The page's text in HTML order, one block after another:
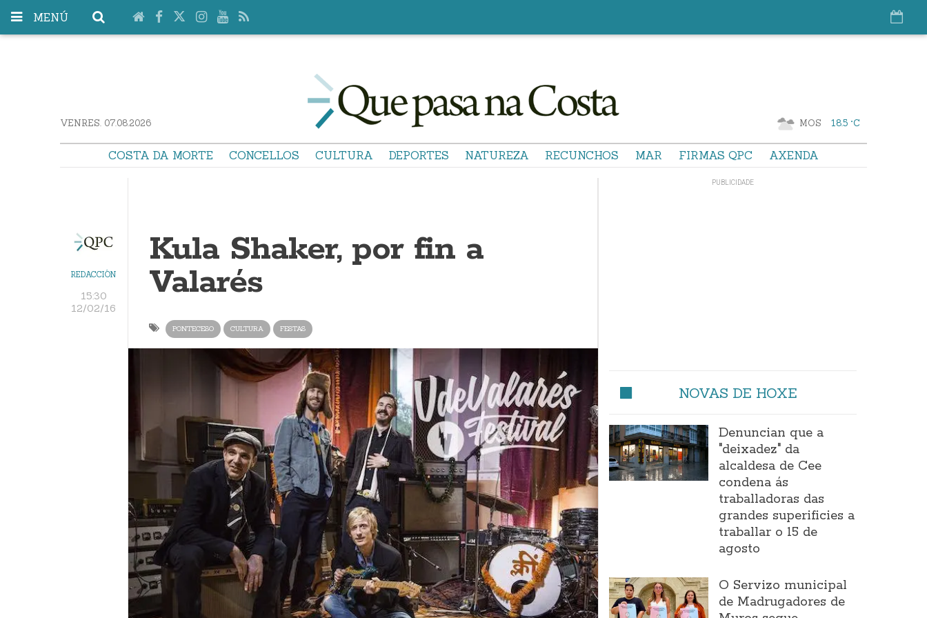
MENÚ
VENRES. 07.08.2026 MOS 18.5 °C
COSTA DA MORTE CONCELLOS CULTURA DEPORTES NATUREZA RECUNCHOS MAR FIRMAS QPC AXENDA
REDACCIÓN
15:30
12/02/16
Kula Shaker, por fin a
Valarés
PONTECESO CULTURA FESTAS
NOVAS DE HOXE
Denuncian que a
"deixadez" da
alcaldesa de Cee
condena ás
traballadoras das
grandes superificies a
traballar o 15 de
agosto
O Servizo municipal
de Madrugadores de